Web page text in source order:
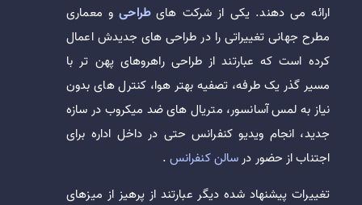
ارائه می دهند. یکی از شرکت هایطراحیو معماری
مطرح جهانی تغییراتی را در طراحی های جدیدش اعمال
کرده است که عبارتند از طراحی راهروهای پهن تر با
مسیر گذر یک طرفه، تصفیه بهتر هوا، کنترل های بدون
نیاز به لمس آسانسور، متریال های ضد میکروب در سازه
جدید، انجام ویدیو کنفرانس حتی در داخل اداره برای
اجتناب از حضور درسالن کنفرانس .
تغییرات پیشنهاد شده دیگر عبارتند از پرهیز از میزهای